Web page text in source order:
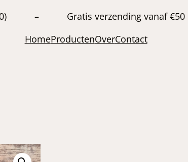
– Gratis verzending
HomeProductenOverContact